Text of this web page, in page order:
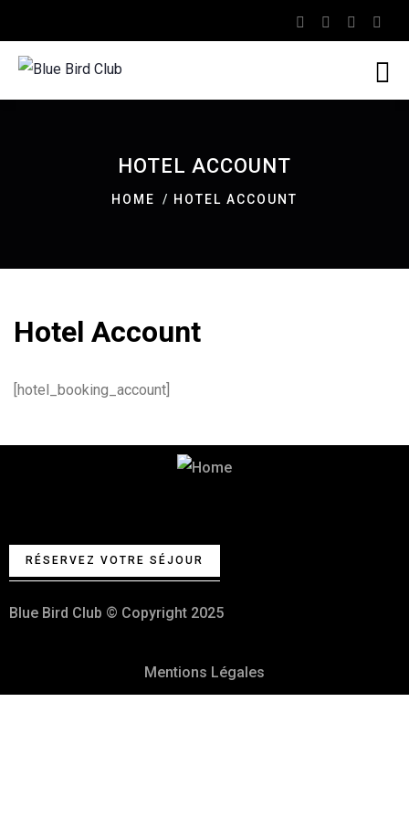
HOTEL ACCOUNT
HOME HOTEL ACCOUNT
Hotel Account
[hotel_booking_account]
RÉSERVEZ VOTRE SÉJOUR
Blue Bird Club © Copyright 2025
Mentions Légales